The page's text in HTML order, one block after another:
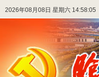
2026年08月08日 星期六 14:58:05